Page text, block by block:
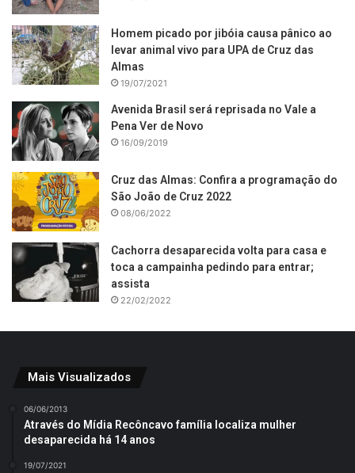
Homem picado por jibóia causa pânico ao
levar animal vivo para UPA de Cruz das
Almas
19/07/2021
Avenida Brasil será reprisada no Vale a
Pena Ver de Novo
16/09/2019
Cruz das Almas: Confira a programação do
São João de Cruz 2022
08/06/2022
Cachorra desaparecida volta para casa e
toca a campainha pedindo para entrar;
assista
22/02/2022
Mais Visualizados
06/06/2013
Através do Mídia Recôncavo família localiza mulher
desaparecida há 14 anos
19/07/2021